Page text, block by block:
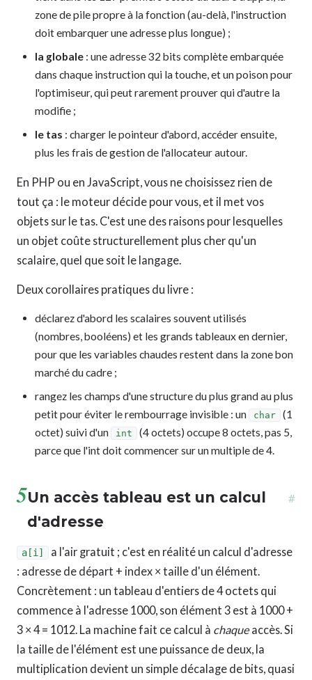
zone de pile propre à la fonction (au-delà, l'instruction
doit embarquer une adresse plus longue) ;
la globale : une adresse 32 bits complète embarquée
dans chaque instruction qui la touche, et un poison pour
l'optimiseur, qui peut rarement prouver qui d'autre la
modifie ;
le tas : charger le pointeur d'abord, accéder ensuite,
plus les frais de gestion de l'allocateur autour.
En PHP ou en JavaScript, vous ne choisissez rien de
tout ça : le moteur décide pour vous, et il met vos
objets sur le tas. C'est une des raisons pour lesquelles
un objet coûte structurellement plus cher qu'un
scalaire, quel que soit le langage.
Deux corollaires pratiques du livre :
déclarez d'abord les scalaires souvent utilisés
(nombres, booléens) et les grands tableaux en dernier,
pour que les variables chaudes restent dans la zone bon
marché du cadre ;
rangez les champs d'une structure du plus grand au plus
petit pour éviter le rembourrage invisible : un
char
(1
octet) suivi d'un
int
(4 octets) occupe 8 octets, pas 5,
parce que l'int doit commencer sur un multiple de 4.
5Un accès tableau est un calcul
d'adresse
#
a[i]
a l'air gratuit ; c'est en réalité un calcul d'adresse
: adresse de départ + index × taille d'un élément.
Concrètement : un tableau d'entiers de 4 octets qui
commence à l'adresse 1000, son élément 3 est à 1000 +
3 × 4 = 1012. La machine fait ce calcul à chaqueaccès. Si
la taille de l'élément est une puissance de deux, la
multiplication devient un simple décalage de bits, quasi